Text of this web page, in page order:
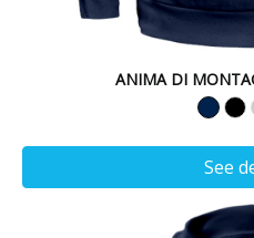
ANIMA DI
See